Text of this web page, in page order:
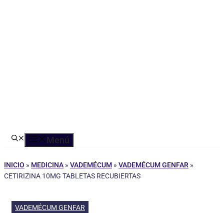
Menú
INICIO » MEDICINA » VADEMÉCUM » VADEMÉCUM GENFAR »
CETIRIZINA 10MG TABLETAS RECUBIERTAS
VADEMÉCUM GENFAR